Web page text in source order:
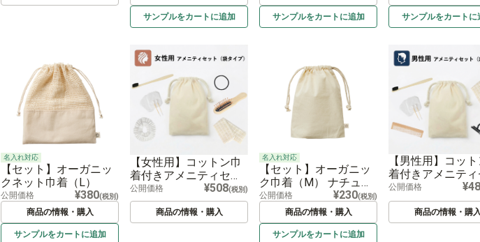
サンプルをカートに追加 サンプルをカートに追加 サンプルをカートに
名入れ対応
【セット】オーガニッ
クネット巾着（L）
公開価格 ¥380(税別)
商品の情報・購入
サンプルをカートに追加
【女性用】コットン巾
着付きアメニティセッ
ト（袋タイプ）
公開価格 ¥508(税別)
商品の情報・購入
名入れ対応
【セット】オーガニッ
ク巾着（M） ナチュラ
ル
公開価格 ¥230(税別)
商品の情報・購入
サンプルをカートに追加
【男性用】コッ
着付きアメニテ
ト（袋タイプ）
公開価格
商品の情報・購